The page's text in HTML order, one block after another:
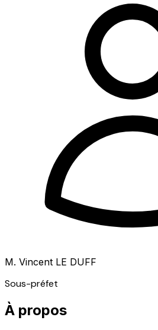
M. Vincent LE DUFF
Sous-préfet
À propos